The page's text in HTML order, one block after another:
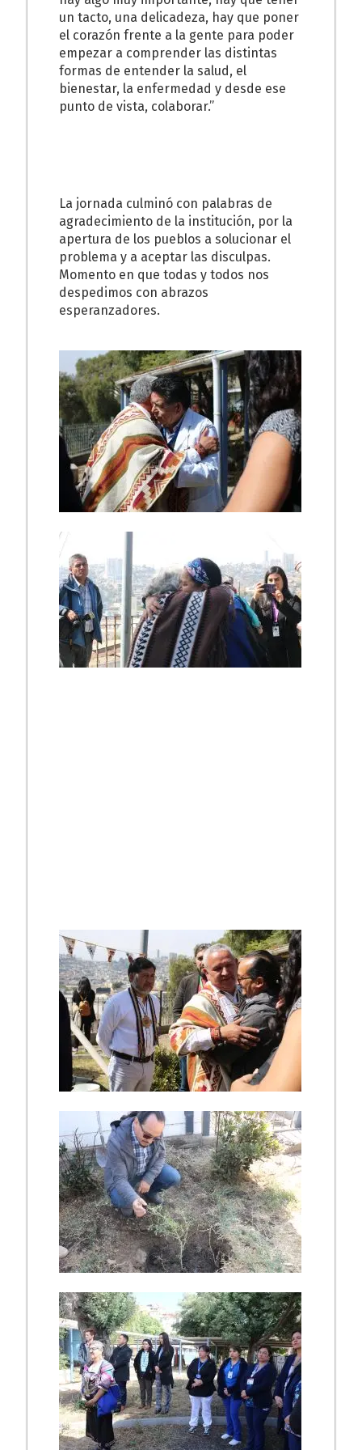
un tacto, una delicadeza, hay que poner
el corazón frente a la gente para poder
empezar a comprender las distintas
formas de entender la salud, el
bienestar, la enfermedad y desde ese
punto de vista, colaborar.”
La jornada culminó con palabras de
agradecimiento de la institución, por la
apertura de los pueblos a solucionar el
problema y a aceptar las disculpas.
Momento en que todas y todos nos
despedimos con abrazos
esperanzadores.